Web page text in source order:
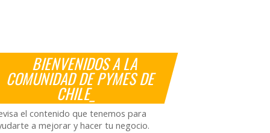
BIENVENIDOS A LA
COMUNIDAD DE PYMES DE
CHILE_
el contenido que tenemos para
a mejorar y hacer tu negocio.